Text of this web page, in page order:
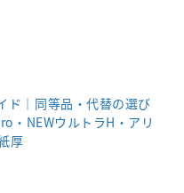
ド｜同等品・代替の選び
・NEWウルトラH・アリ
厚